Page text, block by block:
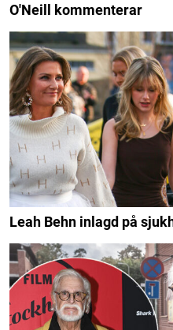
O'Neill kommenterar
Leah Behn inlagd på